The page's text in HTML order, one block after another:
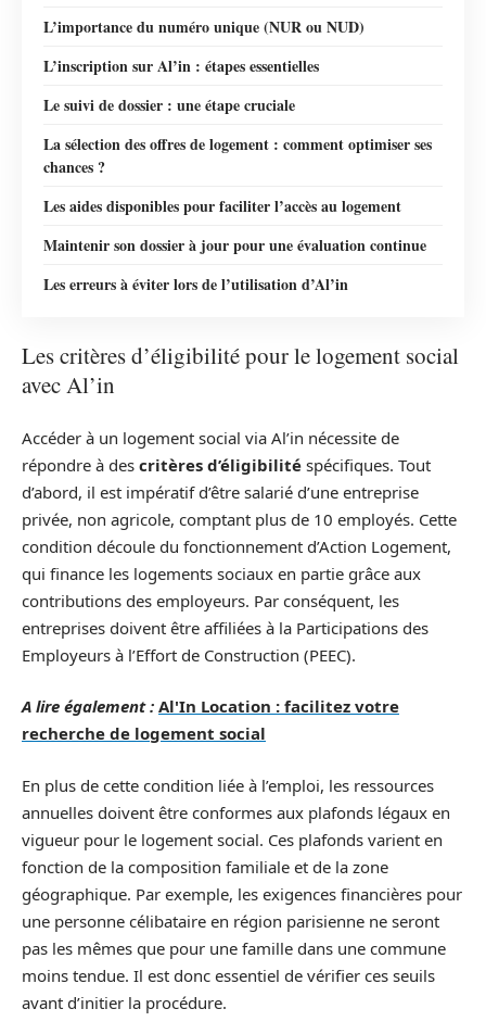
L’importance du numéro unique (NUR ou NUD)
L’inscription sur Al’in : étapes essentielles
Le suivi de dossier : une étape cruciale
La sélection des offres de logement : comment optimiser ses
chances ?
Les aides disponibles pour faciliter l’accès au logement
Maintenir son dossier à jour pour une évaluation continue
Les erreurs à éviter lors de l’utilisation d’Al’in
Les critères d’éligibilité pour le logement social
avec Al’in
Accéder à un logement social via Al’in nécessite de
répondre à des critères d’éligibilité spécifiques. Tout
d’abord, il est impératif d’être salarié d’une entreprise
privée, non agricole, comptant plus de 10 employés. Cette
condition découle du fonctionnement d’Action Logement,
qui finance les logements sociaux en partie grâce aux
contributions des employeurs. Par conséquent, les
entreprises doivent être affiliées à la Participations des
Employeurs à l’Effort de Construction (PEEC).
A lire également : Al'In Location : facilitez votre
recherche de logement social
En plus de cette condition liée à l’emploi, les ressources
annuelles doivent être conformes aux plafonds légaux en
vigueur pour le logement social. Ces plafonds varient en
fonction de la composition familiale et de la zone
géographique. Par exemple, les exigences financières pour
une personne célibataire en région parisienne ne seront
pas les mêmes que pour une famille dans une commune
moins tendue. Il est donc essentiel de vérifier ces seuils
avant d’initier la procédure.